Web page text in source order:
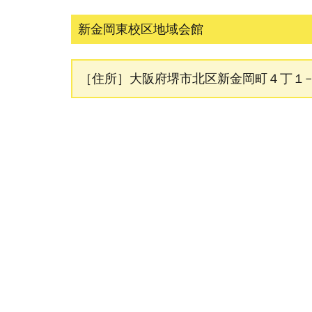
新金岡東校区地域会館
［住所］大阪府堺市北区新金岡町４丁１